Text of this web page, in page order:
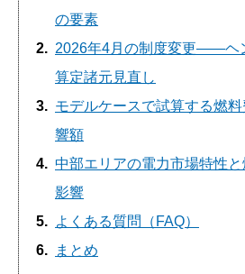
の要素
2
2026年4月の制度変更――ヘ
算定諸元見直し
3
モデルケースで試算する燃
響額
4
中部エリアの電力市場特性
影響
5
よくある質問（FAQ）
6
まとめ